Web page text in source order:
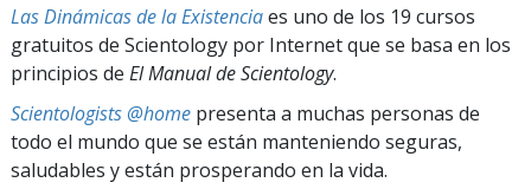
Las Dinámicas de la Existenciaes uno de los 19 cursos
gratuitos de Scientology por Internet que se basa en los
principios de El Manual de Scientology.
Scientologists @home presenta a muchas personas de
todo el mundo que se están manteniendo seguras,
saludables y están prosperando en la vida.